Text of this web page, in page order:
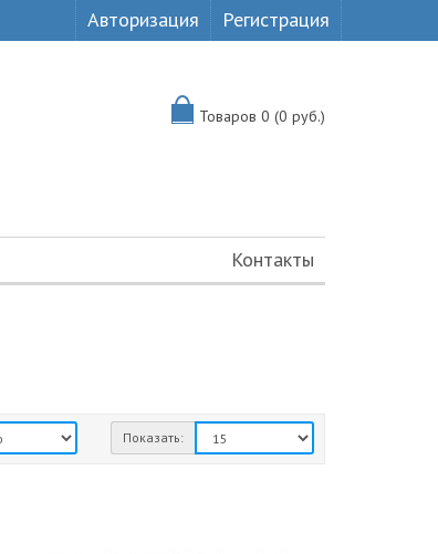
Авторизация Регистрация
Товаров 0 (0 руб.)
Контакты
Показать: